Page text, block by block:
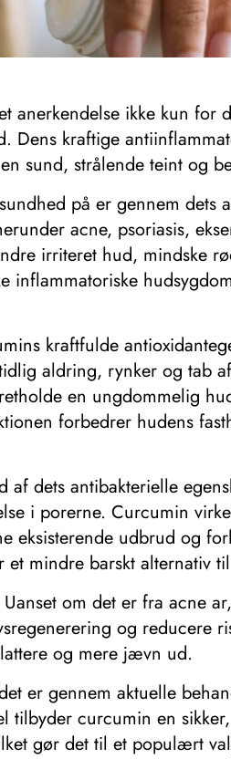
ikke kun
kraftige
sund, strålende teint og
på er gennem dets
acne, psoriasis,
irriteret hud, mindske
kraftfulde
aldring, rynker og tab
en ungdommelig
forbedrer hudens
dets antibakterielle
i porerne. Curcumin
udbrud og
mindre barskt alternativ
om det er fra acne
og reducere
og mere jævn ud.
er gennem aktuelle
curcumin en
gør det til et populært